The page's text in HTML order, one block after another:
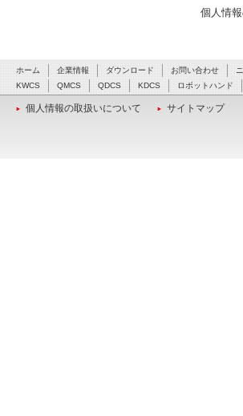
個人情
ホーム 企業情報 ダウンロード お問い合わせ
KWCS
QMCS QDCS KDCS ロボットハンド
個人情報の取扱いについて サイトマップ